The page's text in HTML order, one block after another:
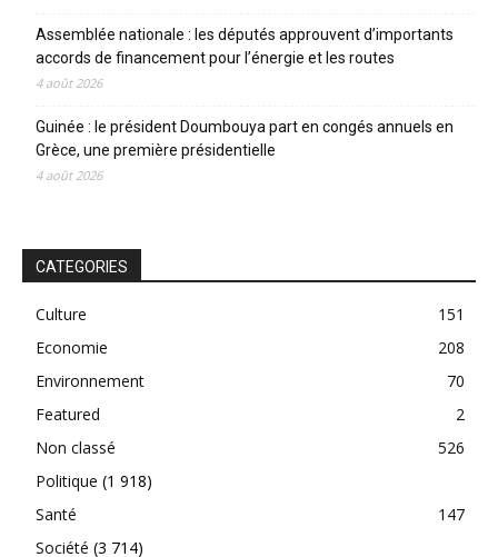
Assemblée nationale : les députés approuvent d’importants
accords de financement pour l’énergie et les routes
4 août 2026
Guinée : le président Doumbouya part en congés annuels en
Grèce, une première présidentielle
4 août 2026
CATEGORIES
Culture
151
Economie
208
Environnement
70
Featured
2
Non classé
526
Politique (1 918)
Santé
147
Société (3 714)